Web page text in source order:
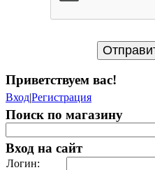
Приветствуем вас!
Вход|Регистрация
Поиск по магазину
Вход на сайт
Логин: